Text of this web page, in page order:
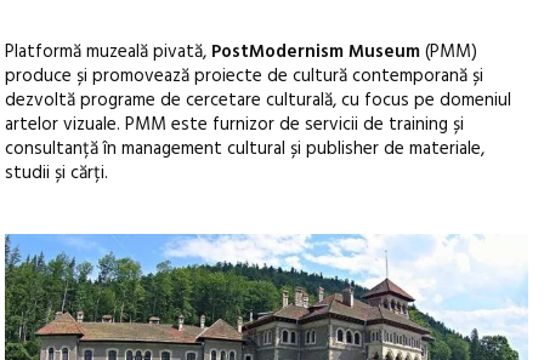
Platformă muzeală pivată, PostModernism Museum(PMM)
produce și promovează proiecte de cultură contemporană și
dezvoltă programe de cercetare culturală, cu focus pe domeniul
artelor vizuale. PMM este furnizor de servicii de training și
consultanță în management cultural și publisher de materiale,
studii și cărți.